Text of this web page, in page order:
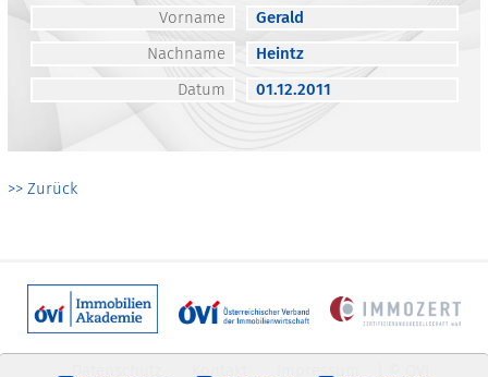
Vorname
Gerald
Nachname
Heintz
Datum
01.12.2011
>> Zurück